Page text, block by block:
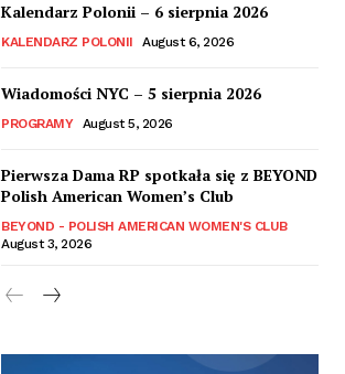
Kalendarz Polonii – 6 sierpnia 2026
KALENDARZ POLONII August 6, 2026
Wiadomości NYC – 5 sierpnia 2026
PROGRAMY August 5, 2026
Pierwsza Dama RP spotkała się z BEYOND
Polish American Women’s Club
BEYOND - POLISH AMERICAN WOMEN'S CLUB
August 3, 2026